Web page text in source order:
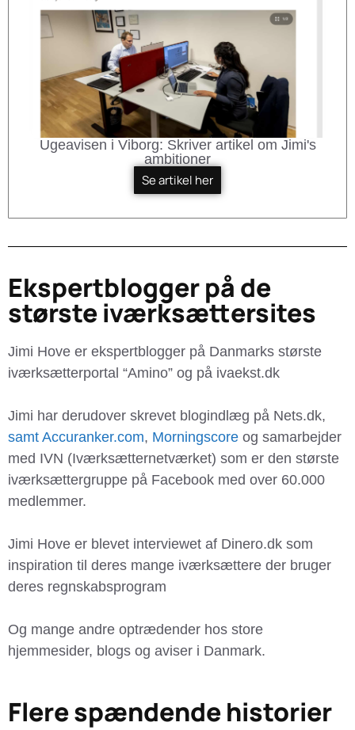
Ugeavisen i Viborg: Skriver artikel om Jimi's
ambitioner
Se artikel her
Ekspertblogger på de
største iværksættersites
Jimi Hove er ekspertblogger på Danmarks største
iværksætterportal “Amino” og på ivaekst.dk
Jimi har derudover skrevet blogindlæg på Nets.dk,
samt Accuranker.com, Morningscore og samarbejder
med IVN (Iværksætternetværket) som er den største
iværksættergruppe på Facebook med over 60.000
medlemmer.
Jimi Hove er blevet interviewet af Dinero.dk som
inspiration til deres mange iværksættere der bruger
deres regnskabsprogram
Og mange andre optrædender hos store
hjemmesider, blogs og aviser i Danmark.
Flere spændende historier